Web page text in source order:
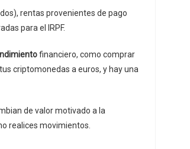
rentas provenientes de pago
para el IRPF.
financiero, como comprar
criptomonedas a euros, y hay una
de valor motivado a la
realices movimientos.